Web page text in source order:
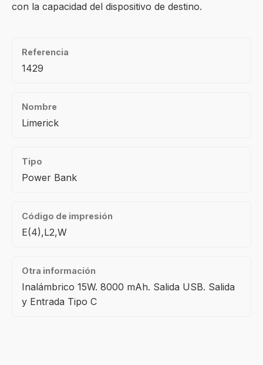
con la capacidad del dispositivo de destino.
Referencia
1429
Nombre
Limerick
Tipo
Power Bank
Código de impresión
E(4),L2,W
Otra información
Inalámbrico 15W. 8000 mAh. Salida USB. Salida
y Entrada Tipo C